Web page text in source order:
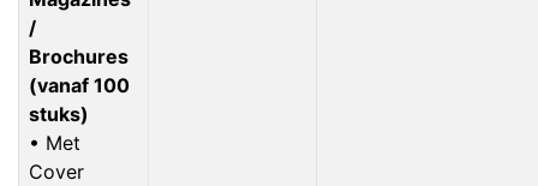
/
Brochures
(vanaf 100
stuks)
• Met
Cover